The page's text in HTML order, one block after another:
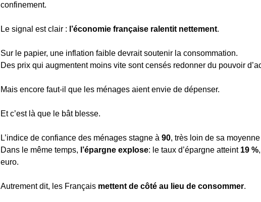
confinement.
Le signal est clair : l’économie française ralentit nettement.
Sur le papier, une inflation faible devrait soutenir la consommation.
Des prix qui augmentent moins vite sont censés redonner du pouvoir
Mais encore faut-il que les ménages aient envie de dépenser.
Et c’est là que le bât blesse.
L’indice de confiance des ménages stagne à 90, très loin de sa
Dans le même temps, l’épargne explose: le taux d’épargne atteint 19 %
euro.
Autrement dit, les Français mettent de côté au lieu de consommer.